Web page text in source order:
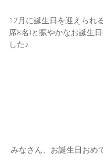
12月に誕生日を迎えられ
席8名)と賑やかなお誕生
した♪